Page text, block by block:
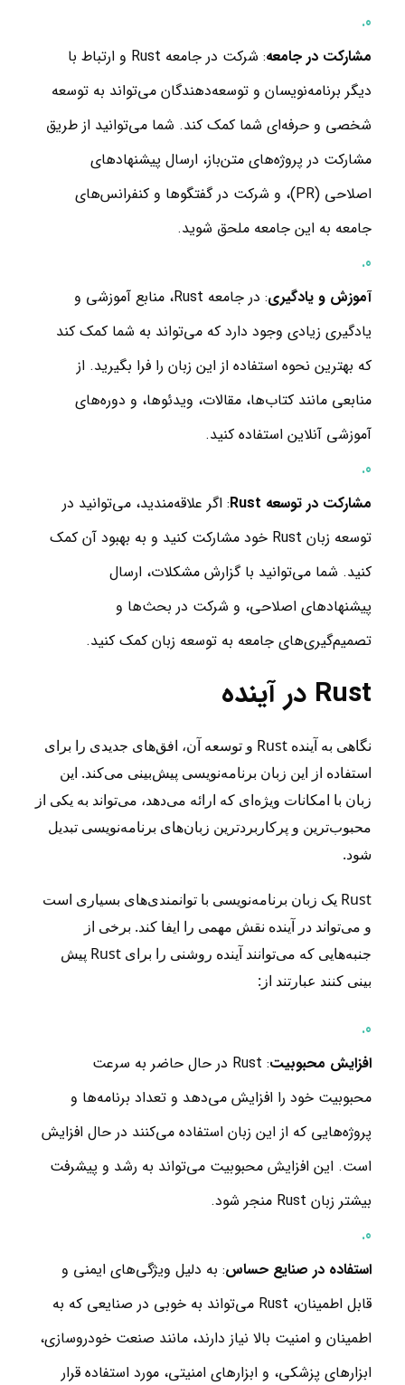
مشارکت در جامعه
: شرکت در جامعه Rust و ارتباط با
دیگر برنامه‌نویسان و توسعه‌دهندگان می‌تواند به توسعه
شخصی و حرفه‌ای شما کمک کند. شما می‌توانید از طریق
مشارکت در پروژه‌های متن‌باز، ارسال پیشنهادهای
اصلاحی (PR)، و شرکت در گفتگوها و کنفرانس‌های
جامعه به این جامعه ملحق شوید.
آموزش و یادگیری
: در جامعه Rust، منابع آموزشی و
یادگیری زیادی وجود دارد که می‌تواند به شما کمک کند
که بهترین نحوه استفاده از این زبان را فرا بگیرید. از
منابعی مانند کتاب‌ها، مقالات، ویدئوها، و دوره‌های
آموزشی آنلاین استفاده کنید.
مشارکت در توسعه Rust
: اگر علاقه‌مندید، می‌توانید در
توسعه زبان Rust خود مشارکت کنید و به بهبود آن کمک
کنید. شما می‌توانید با گزارش مشکلات، ارسال
پیشنهادهای اصلاحی، و شرکت در بحث‌ها و
تصمیم‌گیری‌های جامعه به توسعه زبان کمک کنید.
Rust در آینده
نگاهی به آینده Rust و توسعه آن، افق‌های جدیدی را برای
استفاده از این زبان برنامه‌نویسی پیش‌بینی می‌کند. این
زبان با امکانات ویژه‌ای که ارائه می‌دهد، می‌تواند به یکی از
محبوب‌ترین و پرکاربردترین زبان‌های برنامه‌نویسی تبدیل
شود.
Rust یک زبان برنامه‌نویسی با توانمندی‌های بسیاری است
و می‌تواند در آینده نقش مهمی را ایفا کند. برخی از
جنبه‌هایی که می‌توانند آینده روشنی را برای Rust پیش
بینی کنند عبارتند از:
افزایش محبوبیت
: Rust در حال حاضر به سرعت
محبوبیت خود را افزایش می‌دهد و تعداد برنامه‌ها و
پروژه‌هایی که از این زبان استفاده می‌کنند در حال افزایش
است. این افزایش محبوبیت می‌تواند به رشد و پیشرفت
بیشتر زبان Rust منجر شود.
استفاده در صنایع حساس: به دلیل ویژگی‌های ایمنی و
قابل اطمینان، Rust می‌تواند به خوبی در صنایعی که به
اطمینان و امنیت بالا نیاز دارند، مانند صنعت خودروسازی،
ابزارهای پزشکی، و ابزارهای امنیتی، مورد استفاده قرار